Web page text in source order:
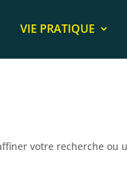
VIE PRATIQUE
votre recherche ou